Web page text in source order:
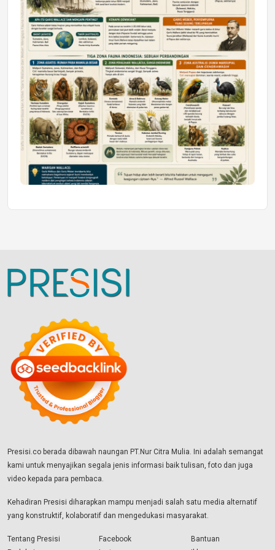
Presisi.co berada dibawah naungan PT.Nur Citra Mulia. Ini adalah semangat
kami untuk menyajikan segala jenis informasi baik tulisan, foto dan juga
video kepada para pembaca.
Kehadiran Presisi diharapkan mampu menjadi salah satu media alternatif
yang konstruktif, kolaboratif dan mengedukasi masyarakat.
Tentang Presisi
Facebook
Bantuan